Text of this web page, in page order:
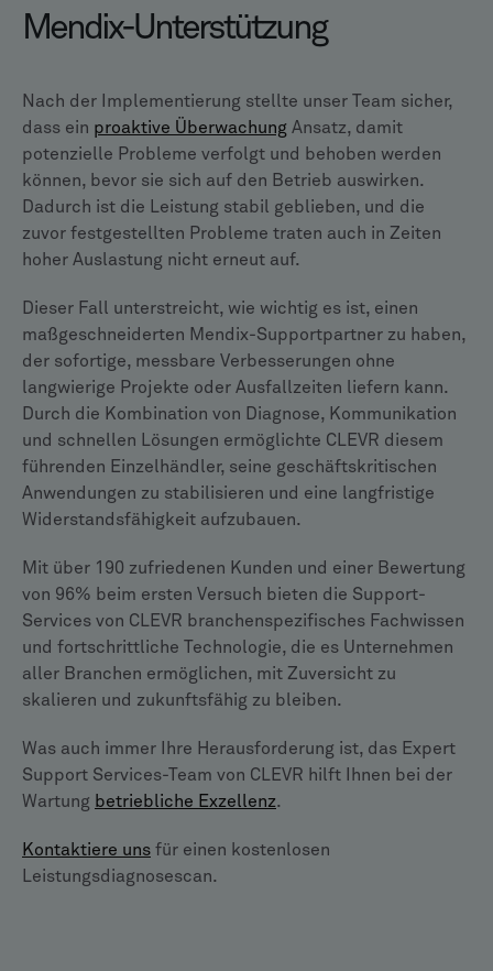
Mendix-Unterstützung
Nach der Implementierung stellte unser Team sicher,
dass ein proaktive Überwachung Ansatz, damit
potenzielle Probleme verfolgt und behoben werden
können, bevor sie sich auf den Betrieb auswirken.
Dadurch ist die Leistung stabil geblieben, und die
zuvor festgestellten Probleme traten auch in Zeiten
hoher Auslastung nicht erneut auf.
Dieser Fall unterstreicht, wie wichtig es ist, einen
maßgeschneiderten Mendix-Supportpartner zu haben,
der sofortige, messbare Verbesserungen ohne
langwierige Projekte oder Ausfallzeiten liefern kann.
Durch die Kombination von Diagnose, Kommunikation
und schnellen Lösungen ermöglichte CLEVR diesem
führenden Einzelhändler, seine geschäftskritischen
Anwendungen zu stabilisieren und eine langfristige
Widerstandsfähigkeit aufzubauen.
Mit über 190 zufriedenen Kunden und einer Bewertung
von 96% beim ersten Versuch bieten die Support-
Services von CLEVR branchenspezifisches Fachwissen
und fortschrittliche Technologie, die es Unternehmen
aller Branchen ermöglichen, mit Zuversicht zu
skalieren und zukunftsfähig zu bleiben.
Was auch immer Ihre Herausforderung ist, das Expert
Support Services-Team von CLEVR hilft Ihnen bei der
Wartung betriebliche Exzellenz.
Kontaktiere uns für einen kostenlosen
Leistungsdiagnosescan.